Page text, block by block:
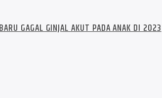
GAGAL GINJAL AKUT PADA ANAK DI 2023